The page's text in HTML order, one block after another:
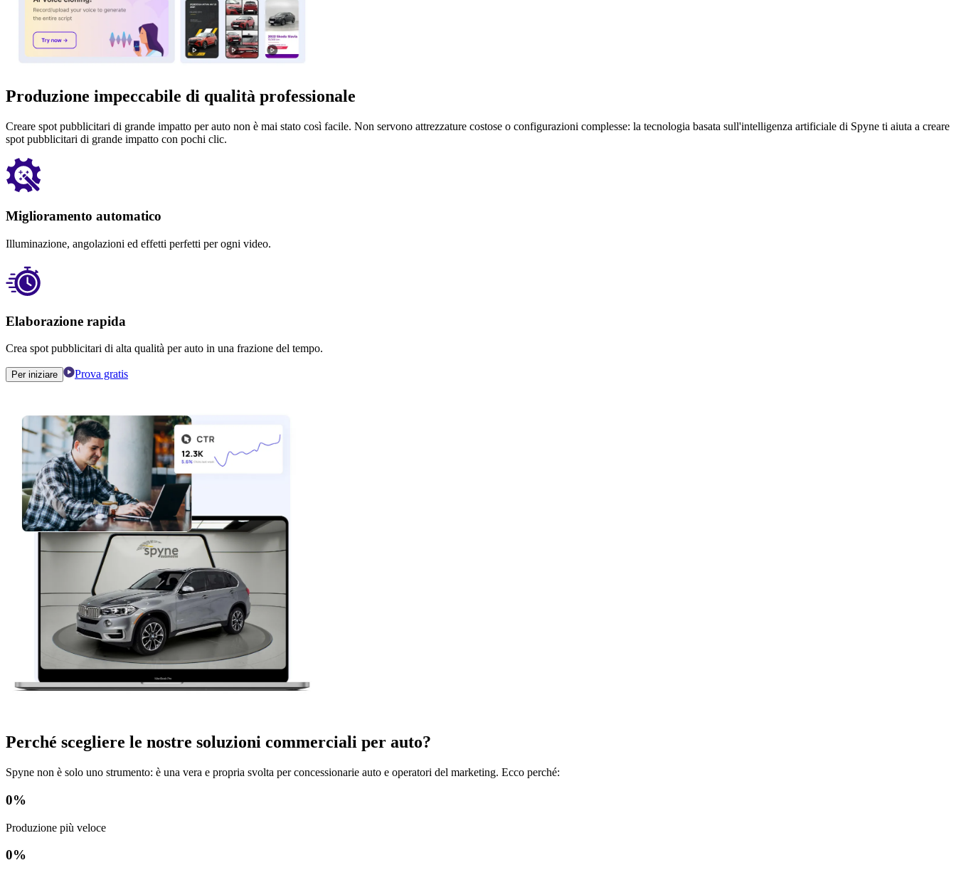
Produzione impeccabile di qualità professionale
Creare spot pubblicitari di grande impatto per auto non è mai stato così facile. Non servono attrezzature costose o configurazioni complesse: la tecnologia basata sull'intelligenza artificiale di Spyne ti aiuta a creare
spot pubblicitari di grande impatto con pochi clic.
Miglioramento automatico
Illuminazione, angolazioni ed effetti perfetti per ogni video.
Elaborazione rapida
Crea spot pubblicitari di alta qualità per auto in una frazione del tempo.
Per iniziare Prova gratis
Perché scegliere le nostre soluzioni commerciali per auto?
Spyne non è solo uno strumento: è una vera e propria svolta per concessionarie auto e operatori del marketing. Ecco perché:
0%
Produzione più veloce
0%